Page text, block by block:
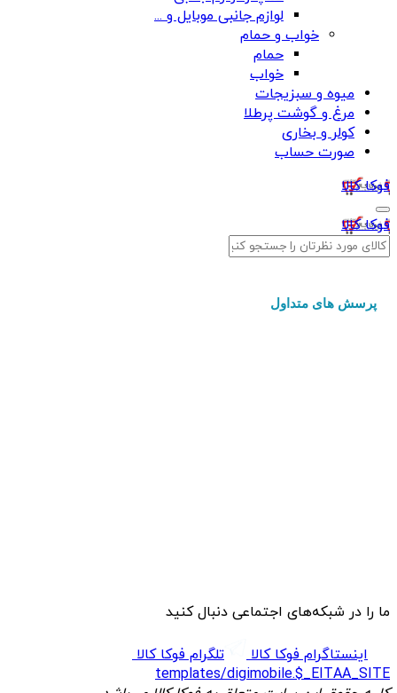
لوازم جانبی موبایل و ...
خواب و حمام
حمام
خواب
میوه و سبزیجات
مرغ و گوشت پرطلا
کولر و بخاری
صورت حساب
فوکا کالا
فوکا کالا
پرسش های متداول
ما را در شبکه‌های اجتماعی دنبال کنید
اینستاگرام فوکا کالا
تلگرام فوکا کالا
templates/digimobile.$_EITAA_SITE